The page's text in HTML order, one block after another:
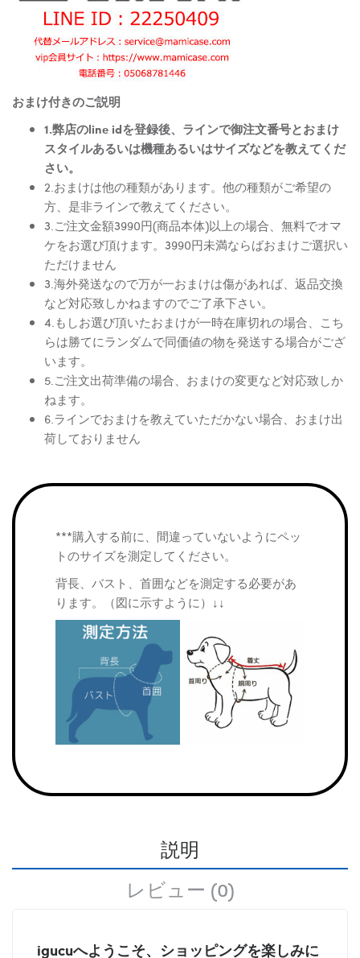
おまけ付きのご説明
1.弊店のline idを登録後、ラインで御注文番号とおまけ
スタイルあるいは機種あるいはサイズなどを教えてくだ
さい。
2.おまけは他の種類があります。他の種類がご希望の
方、是非ラインで教えてください。
3.ご注文金額3990円(商品本体)以上の場合、無料でオマ
ケをお選び頂けます。3990円未満ならばおまけご選択い
ただけません
3.海外発送なので万が一おまけは傷があれば、返品交換
など対応致しかねますのでご了承下さい。
4.もしお選び頂いたおまけが一時在庫切れの場合、こち
らは勝てにランダムで同価値の物を発送する場合がござ
います。
5.ご注文出荷準備の場合、おまけの変更など対応致しか
ねます。
6.ラインでおまけを教えていただかない場合、おまけ出
荷しておりません
***購入する前に、間違っていないようにペッ
トのサイズを測定してください。
背長、バスト、首囲などを測定する必要があ
ります。（図に示すように）↓↓
説明
レビュー (0)
igucuへようこそ、ショッピングを楽しみに